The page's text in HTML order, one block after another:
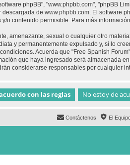
phpBB", "www.phpbb.com", "phpBB
descargada de www.phpbb.com . El software
o contenido permisible. Para más
amenazante, sexual o cualquier otro
y permanentemente expulsado y, si lo
Acuerda que "Free Spanish
que haya ingresado será almacenada
considerarse responsables por cualquier
El
Contáctenos